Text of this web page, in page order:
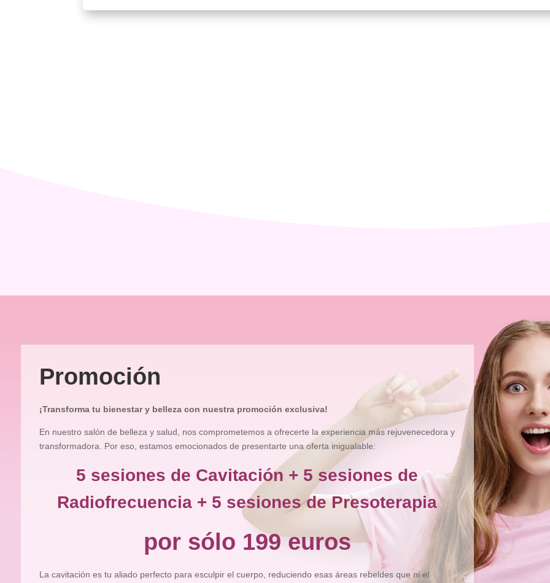
Promoción
¡Transforma tu bienestar y belleza con nuestra promoción exclusiva!
En nuestro salón de belleza y salud, nos comprometemos a ofrecerte la experiencia más rejuvenecedora y
transformadora. Por eso, estamos emocionados de presentarte una oferta inigualable:
5 sesiones de Cavitación + 5 sesiones de
Radiofrecuencia + 5 sesiones de Presoterapia
por sólo 199 euros
La cavitación es tu aliado perfecto para esculpir el cuerpo, reduciendo esas áreas rebeldes que ni el